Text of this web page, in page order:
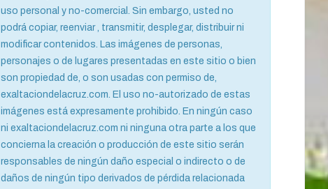
uso personal y no-comercial. Sin embargo, usted no
podrá copiar, reenviar , transmitir, desplegar, distribuir ni
modificar contenidos. Las imágenes de personas,
personajes o de lugares presentadas en este sitio o bien
son propiedad de, o son usadas con permiso de,
exaltaciondelacruz.com. El uso no-autorizado de estas
imágenes está expresamente prohibido. En ningún caso
ni exaltaciondelacruz.com ni ninguna otra parte a los que
concierna la creación o producción de este sitio serán
responsables de ningún daño especial o indirecto o de
daños de ningún tipo derivados de pérdida relacionada